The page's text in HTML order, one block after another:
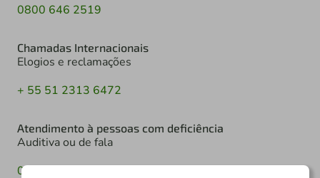
0800 646 2519
Chamadas Internacionais
Elogios e reclamações
+ 55 51 2313 6472
Atendimento à pessoas com deficiência
Auditiva ou de fala
0800 724 0525